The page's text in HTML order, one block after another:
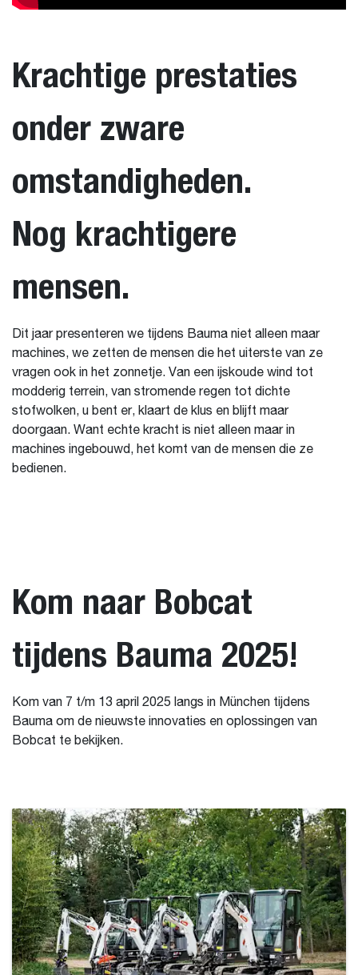
Krachtige prestaties
onder zware
omstandigheden.
Nog krachtigere
mensen.
Dit jaar presenteren we tijdens Bauma niet alleen maar
machines, we zetten de mensen die het uiterste van ze
vragen ook in het zonnetje. Van een ijskoude wind tot
modderig terrein, van stromende regen tot dichte
stofwolken, u bent er, klaart de klus en blijft maar
doorgaan. Want echte kracht is niet alleen maar in
machines ingebouwd, het komt van de mensen die ze
bedienen.
Kom naar Bobcat
tijdens Bauma 2025!
Kom van 7 t/m 13 april 2025 langs in München tijdens
Bauma om de nieuwste innovaties en oplossingen van
Bobcat te bekijken.